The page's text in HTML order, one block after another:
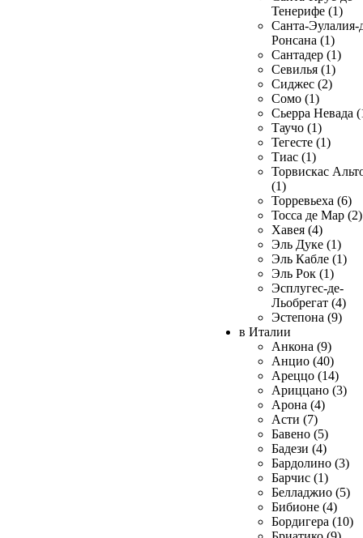
Тенерифе (1)
Санта-Эулалия-
Ронсана (1)
Сантадер (1)
Севилья (1)
Сиджес (2)
Сомо (1)
Сьерра Невада
Таучо (1)
Тегесте (1)
Тиас (1)
Торвискас
(1)
Торревьеха (6)
Тосса де Мар (2)
Хавея (4)
Эль Дуке (1)
Эль Кабле (1)
Эль Рок (1)
Эсплугес-де-
Льобрегат (4)
Эстепона (9)
в Италии
Анкона (9)
Анцио (40)
Ареццо (14)
Ариццано (3)
Арона (4)
Асти (7)
Бавено (5)
Бадези (4)
Бардолино (3)
Барчис (1)
Белладжио (5)
Бибионе (4)
Бордигера (10)